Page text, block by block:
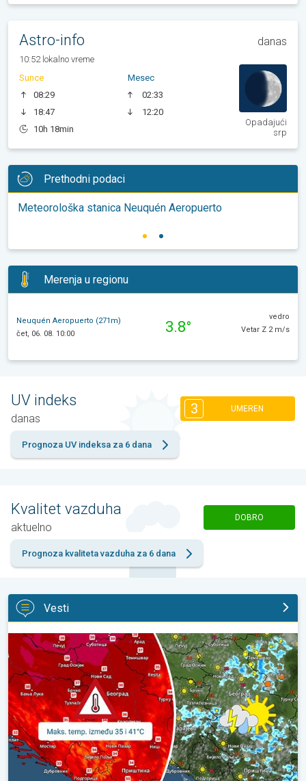
Astro-info danas
10:52 lokalno vreme
Sunce
08:29
18:47
10h 18min
Mesec
02:33
12:20
Opadajući
srp
Prethodni podaci
Meteorološka stanica Neuquén Aeropuerto
Merenja u regionu
Neuquén Aeropuerto (271m)
čet, 06. 08. 10:00
3.8°
vedro
Vetar Z 2 m/s
UV indeks
danas
3 UMEREN
Prognoza UV indeksa za 6 dana
Kvalitet vazduha
aktuelno
DOBRO
Prognoza kvaliteta vazduha za 6 dana
Vesti
Vruće, ali i malo nestabilnije. Neznatno svežije u subotu. . .